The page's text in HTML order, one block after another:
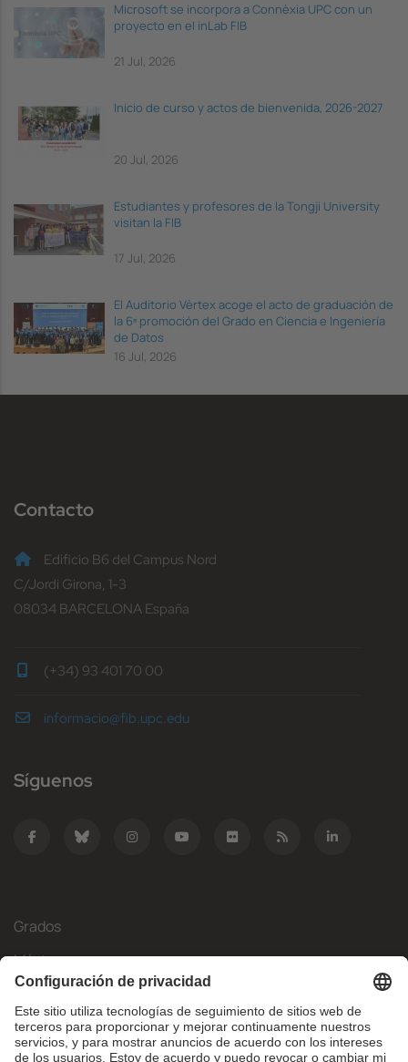
Microsoft se incorpora a Connèxia UPC con un
proyecto en el inLab FIB
21 Jul, 2026
Inicio de curso y actos de bienvenida, 2026-2027
20 Jul, 2026
Estudiantes y profesores de la Tongji University
visitan la FIB
17 Jul, 2026
El Auditorio Vèrtex acoge el acto de graduación de
la 6ª promoción del Grado en Ciencia e Ingeniería
de Datos
16 Jul, 2026
Contacto
Edificio B6 del Campus Nord
C/Jordi Girona, 1-3
08034 BARCELONA España
(+34) 93 401 70 00
informacio@fib.upc.edu
Síguenos
Grados
Másteres
Movilidad Internacional
Investigación